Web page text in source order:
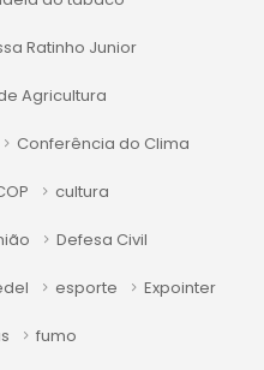
Ratinho Junior
Agricultura
Conferência do Clima
cultura
Defesa Civil
esporte Expointer
fumo